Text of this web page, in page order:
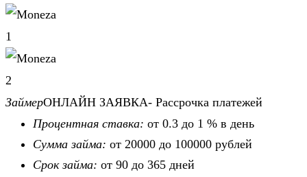
1
2
ЗаймерОНЛАЙН ЗАЯВКА- Рассрочка платежей
Процентная ставка: от 0.3 до 1 % в день
Сумма займа: от 20000 до 100000 рублей
Срок займа: от 90 до 365 дней